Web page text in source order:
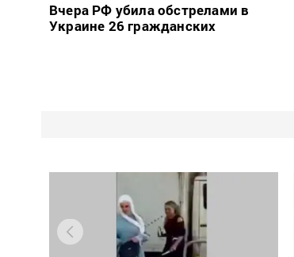
Вчера РФ убила обстрелами в
Украине 26 гражданских